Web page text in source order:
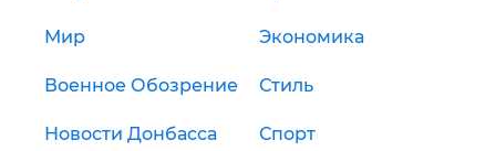
Мир Экономика
Военное Обозрение Стиль
Новости Донбасса Спорт